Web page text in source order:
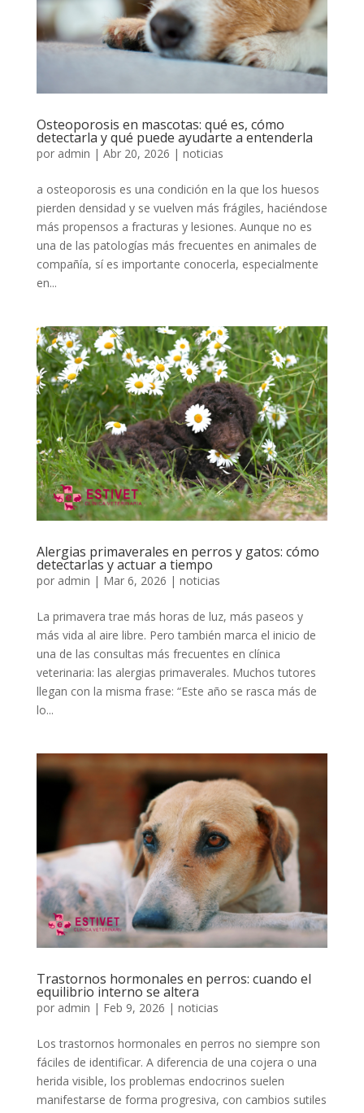
Osteoporosis en mascotas: qué es, cómo
detectarla y qué puede ayudarte a entenderla
por admin | Abr 20, 2026 | noticias
a osteoporosis es una condición en la que los huesos
pierden densidad y se vuelven más frágiles, haciéndose
más propensos a fracturas y lesiones. Aunque no es
una de las patologías más frecuentes en animales de
compañía, sí es importante conocerla, especialmente
en...
Alergias primaverales en perros y gatos: cómo
detectarlas y actuar a tiempo
por admin | Mar 6, 2026 | noticias
La primavera trae más horas de luz, más paseos y
más vida al aire libre. Pero también marca el inicio de
una de las consultas más frecuentes en clínica
veterinaria: las alergias primaverales. Muchos tutores
llegan con la misma frase: “Este año se rasca más de
lo...
Trastornos hormonales en perros: cuando el
equilibrio interno se altera
por admin | Feb 9, 2026 | noticias
Los trastornos hormonales en perros no siempre son
fáciles de identificar. A diferencia de una cojera o una
herida visible, los problemas endocrinos suelen
manifestarse de forma progresiva, con cambios sutiles